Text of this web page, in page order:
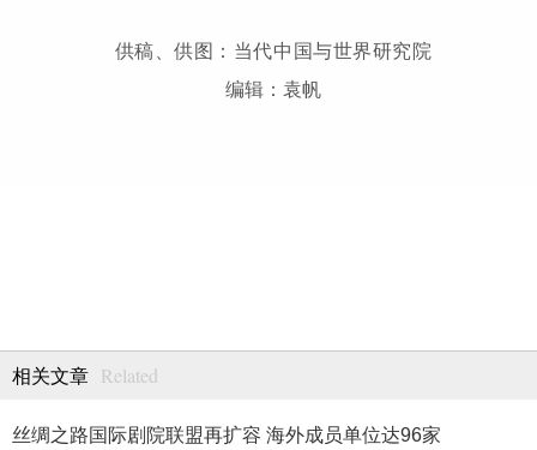
供稿、供图：当代中国与世界研究院
编辑：袁帆
相关文章 Related
丝绸之路国际剧院联盟再扩容 海外成员单位达96家